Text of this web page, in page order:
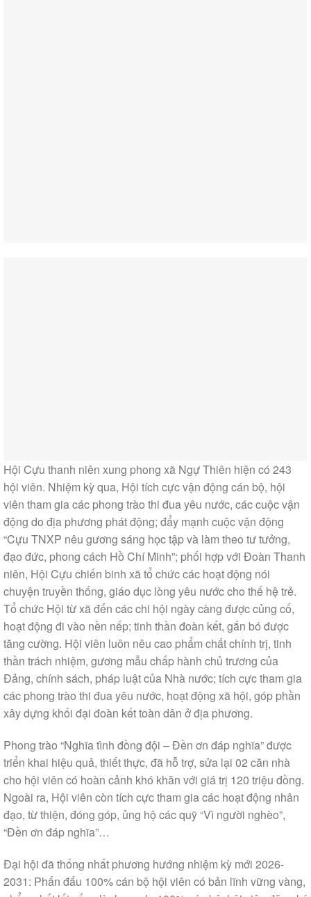
Hội Cựu thanh niên xung phong xã Ngự Thiên hiện có 243
hội viên. Nhiệm kỳ qua, Hội tích cực vận động cán bộ, hội
viên tham gia các phong trào thi đua yêu nước, các cuộc vận
động do địa phương phát động; đẩy mạnh cuộc vận động
“Cựu TNXP nêu gương sáng học tập và làm theo tư tưởng,
đạo đức, phong cách Hồ Chí Minh”; phối hợp với Đoàn Thanh
niên, Hội Cựu chiến binh xã tổ chức các hoạt động nói
chuyện truyền thống, giáo dục lòng yêu nước cho thế hệ trẻ.
Tổ chức Hội từ xã đến các chi hội ngày càng được củng cố,
hoạt động đi vào nền nếp; tinh thần đoàn kết, gắn bó được
tăng cường. Hội viên luôn nêu cao phẩm chất chính trị, tinh
thần trách nhiệm, gương mẫu chấp hành chủ trương của
Đảng, chính sách, pháp luật của Nhà nước; tích cực tham gia
các phong trào thi đua yêu nước, hoạt động xã hội, góp phần
xây dựng khối đại đoàn kết toàn dân ở địa phương.
Phong trào “Nghĩa tình đồng đội – Đền ơn đáp nghĩa” được
triển khai hiệu quả, thiết thực, đã hỗ trợ, sửa lại 02 căn nhà
cho hội viên có hoàn cảnh khó khăn với giá trị 120 triệu đồng.
Ngoài ra, Hội viên còn tích cực tham gia các hoạt động nhân
đạo, từ thiện, đóng góp, ủng hộ các quỹ “Vì người nghèo”,
“Đền ơn đáp nghĩa”…
Đại hội đã thống nhất phương hướng nhiệm kỳ mới 2026-
2031: Phấn đấu 100% cán bộ hội viên có bản lĩnh vững vàng,